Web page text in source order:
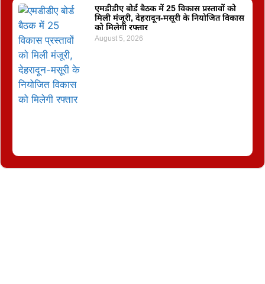
एमडीडीए बोर्ड बैठक में 25 विकास प्रस्तावों को
मिली मंजूरी, देहरादून-मसूरी के नियोजित विकास
को मिलेगी रफ्तार
August 5, 2026